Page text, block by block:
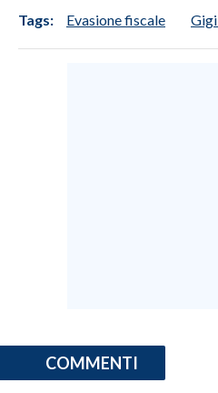
Tags: Evasione fiscale
COMMENTI